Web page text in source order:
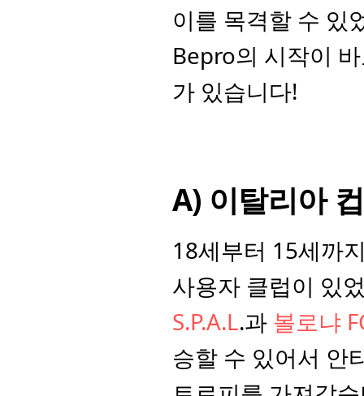
이를 목격할 수 있
Bepro의 시작이
가 있습니다!
A) 이탈리아
18세부터 15세까
S.P.A.L.과 볼로냐
승할 수 있어서 안